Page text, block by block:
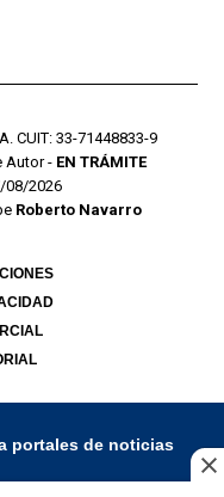
CUIT: 33-71448833-9
Autor - EN TRÁMITE
08/2026
Roberto Navarro
portales de noticias